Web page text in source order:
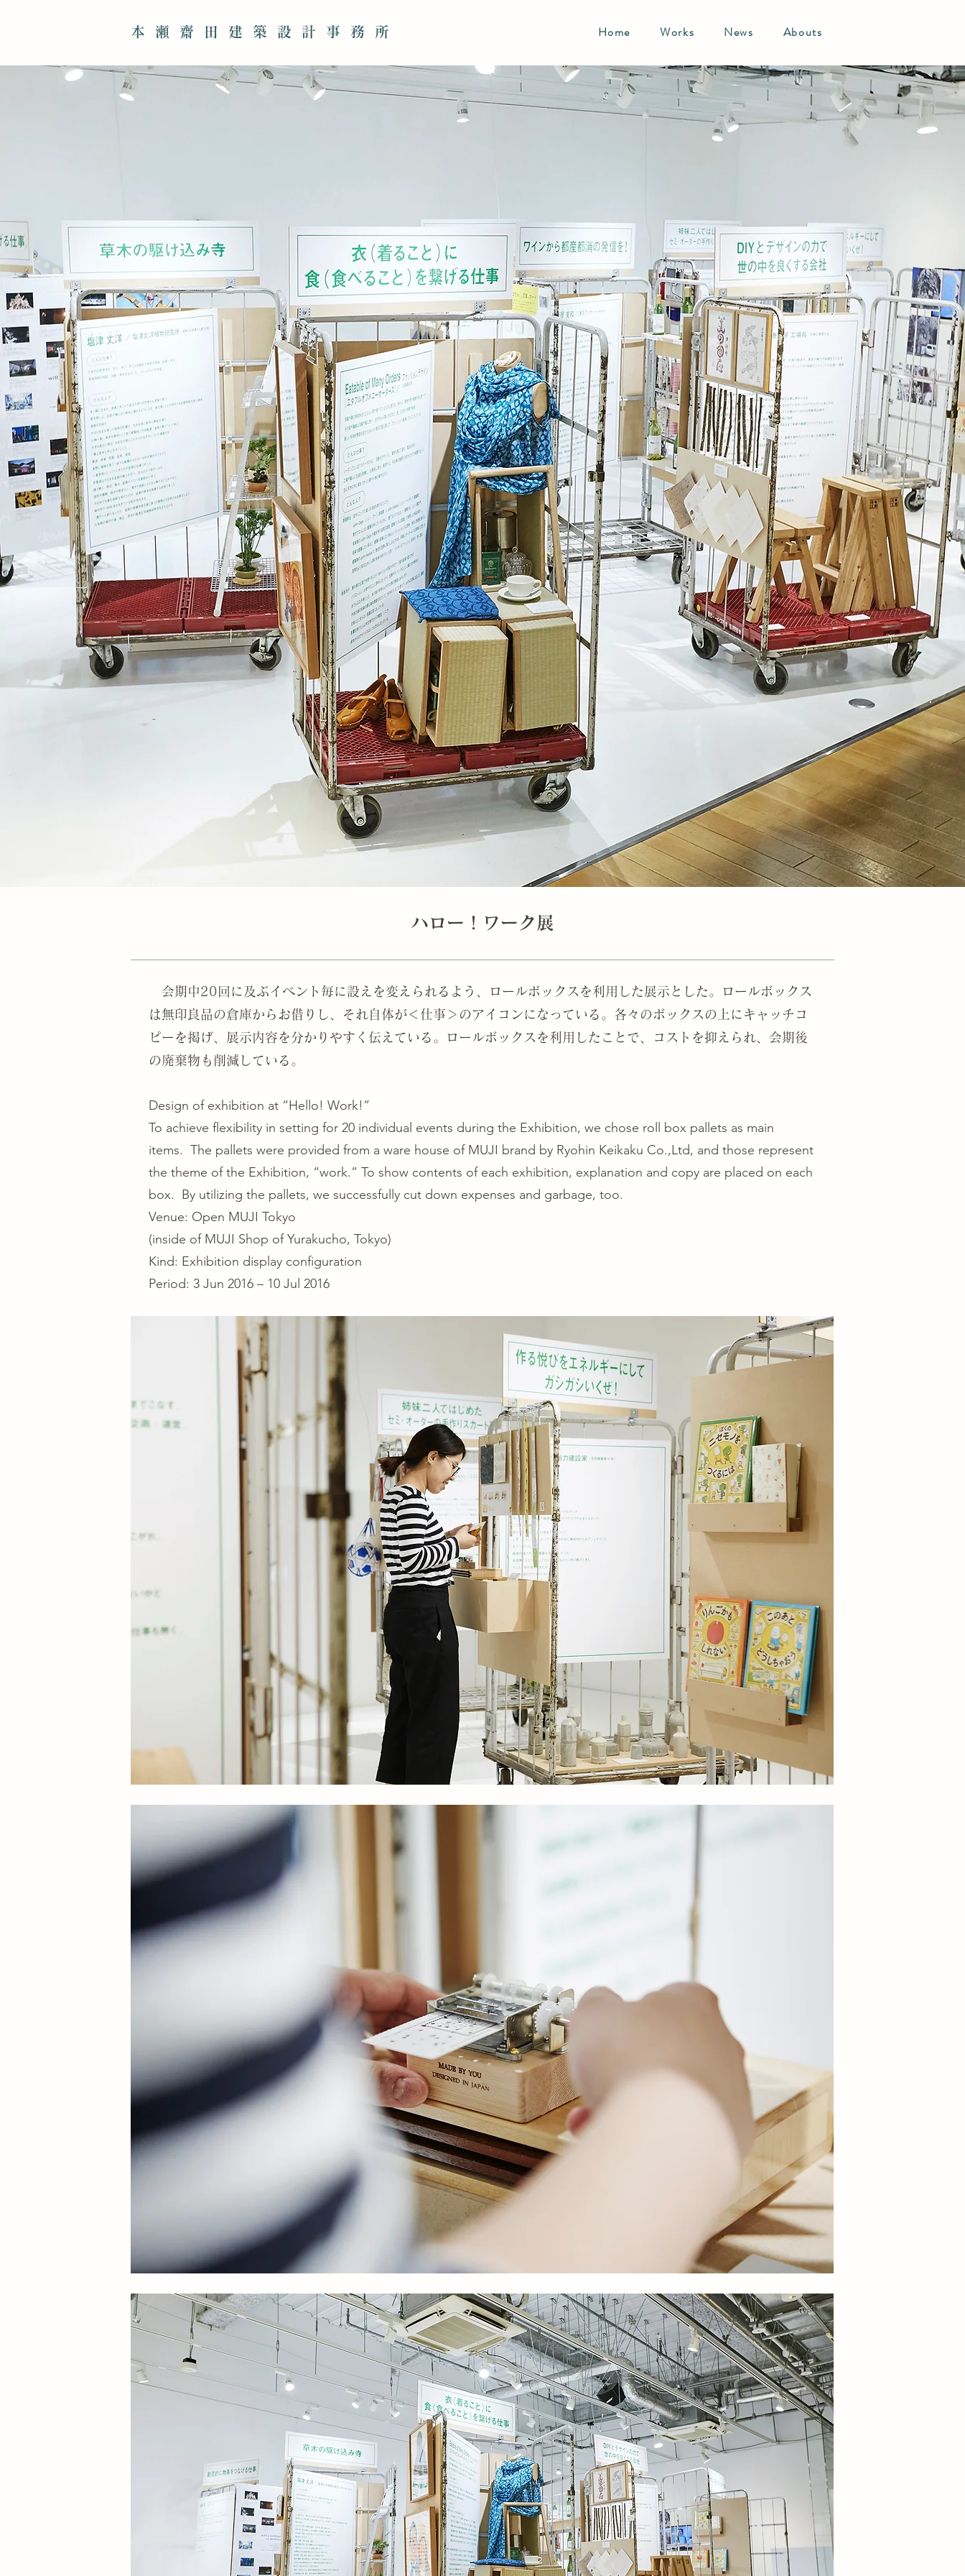
本瀬齋田建築設計事務所​ Home Works News Abouts
​ハロー！ワーク展
会期中20回に及ぶイベント毎に設えを変えられるよう、ロールボックスを利用した展示とした。ロールボックス
は無印良品の倉庫からお借りし、それ自体が＜仕事＞のアイコンになっている。各々のボックスの上にキャッチコ
ピーを掲げ、展示内容を分かりやすく伝えている。ロールボックスを利用したことで、コストを抑えられ、会期後
の廃棄物も削減している。
Design of exhibition at “Hello! Work!”
To achieve flexibility in setting for 20 individual events during the Exhibition, we chose roll box pallets as main
items. The pallets were provided from a ware house of MUJI brand by Ryohin Keikaku Co.,Ltd, and those represent
the theme of the Exhibition, “work.” To show contents of each exhibition, explanation and copy are placed on each
box. By utilizing the pallets, we successfully cut down expenses and garbage, too.
Venue: Open MUJI Tokyo
(inside of MUJI Shop of Yurakucho, Tokyo)
Kind: Exhibition display configuration
Period: 3 Jun 2016 – 10 Jul 2016